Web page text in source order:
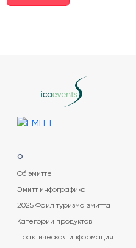
О
Об эмитте
Эмитт инфографика
2025 Файл туризма эмитта
Категории продуктов
Практическая информация